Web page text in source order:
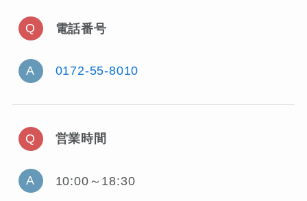
電話番号
0172-55-8010
営業時間
10:00～18:30